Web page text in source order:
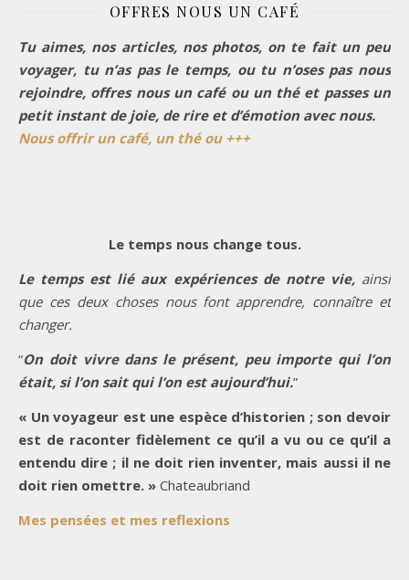
OFFRES NOUS UN CAFÉ
Tu aimes, nos articles, nos photos, on te fait un peu
voyager, tu n’as pas le temps, ou tu n’oses pas nous
rejoindre, offres nous un café ou un thé et passes un
petit instant de joie, de rire et d’émotion avec nous.
Nous offrir un café, un thé ou +++
Le temps nous change tous.
Le temps est lié aux expériences de notre vie, ainsi
que ces deux choses nous font apprendre, connaître et
changer.
“On doit vivre dans le présent, peu importe qui l’on
était, si l’on sait qui l’on est aujourd’hui.”
« Un voyageur est une espèce d’historien ; son devoir
est de raconter fidèlement ce qu’il a vu ou ce qu’il a
entendu dire ; il ne doit rien inventer, mais aussi il ne
doit rien omettre. » Chateaubriand
Mes pensées et mes reflexions